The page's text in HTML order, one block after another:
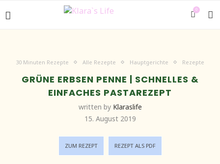
0
30 Minuten Rezepte Alle Rezepte Hauptgerichte Rezepte
GRÜNE ERBSEN PENNE | SCHNELLES &
EINFACHES PASTAREZEPT
written by Klaraslife
15. August 2019
ZUM REZEPT REZEPT ALS PDF